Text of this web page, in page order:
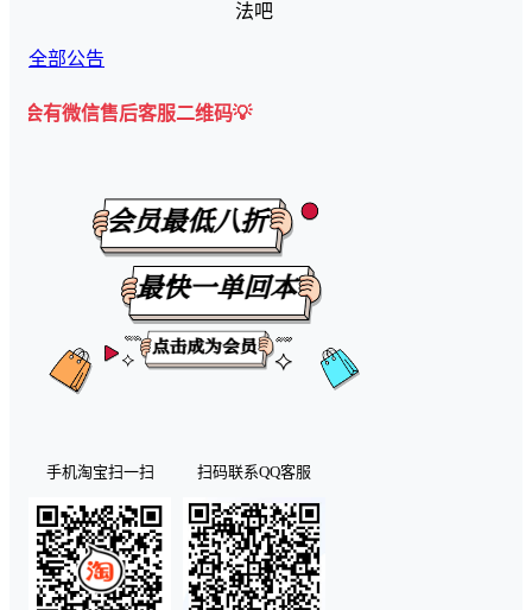
法吧
全部公告
后客服二维码💡
手机淘宝扫一扫 扫码联系QQ客服